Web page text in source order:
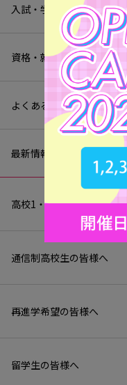
入試・学費
資格・就職
よくあるご質問
最新情報
高校1・2年生の皆様へ
通信制高校生の皆様へ
再進学希望の皆様へ
留学生の皆様へ